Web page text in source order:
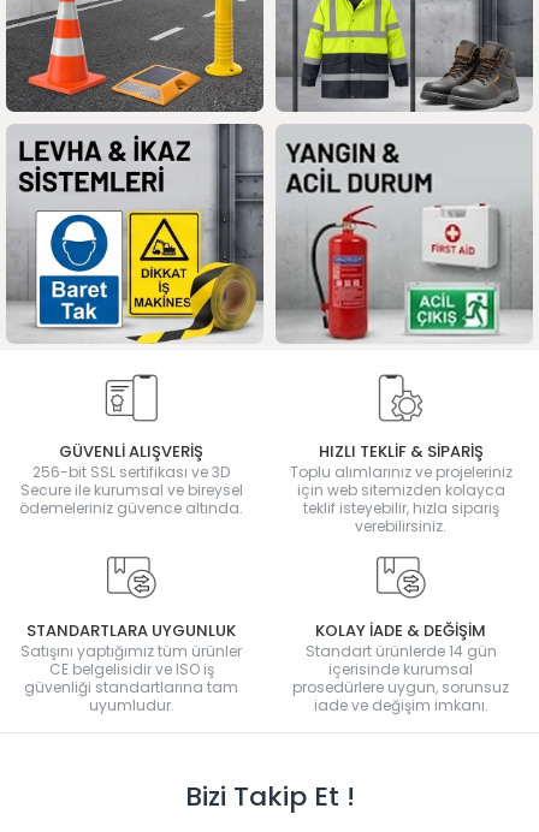
GÜVENLİ ALIŞVERİŞ
256-bit SSL sertifikası ve 3D
Secure ile kurumsal ve bireysel
ödemeleriniz güvence altında.
HIZLI TEKLİF & SİPARİŞ
Toplu alımlarınız ve projeleriniz
için web sitemizden kolayca
teklif isteyebilir, hızla sipariş
verebilirsiniz.
STANDARTLARA UYGUNLUK
Satışını yaptığımız tüm ürünler
CE belgelisidir ve ISO iş
güvenliği standartlarına tam
uyumludur.
KOLAY İADE & DEĞİŞİM
Standart ürünlerde 14 gün
içerisinde kurumsal
prosedürlere uygun, sorunsuz
iade ve değişim imkanı.
Bizi Takip Et !